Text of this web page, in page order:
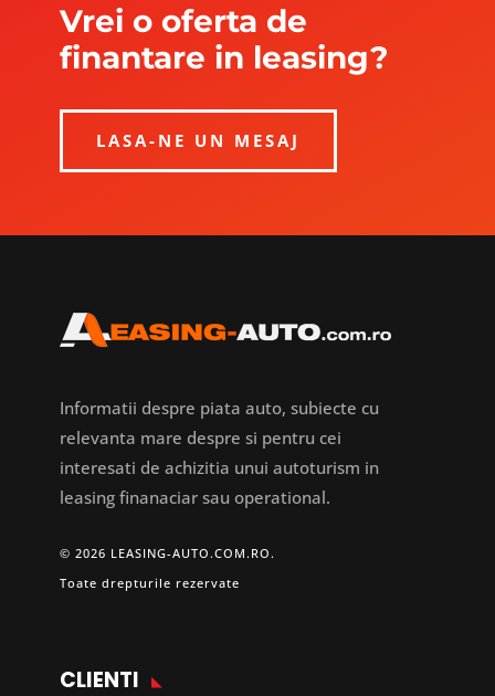
Vrei o oferta de
finantare in leasing?
LASA-NE UN MESAJ
Informatii despre piata auto, subiecte cu
relevanta mare despre si pentru cei
interesati de achizitia unui autoturism in
leasing finanaciar sau operational.
© 2026 LEASING-AUTO.COM.RO.
Toate drepturile rezervate
CLIENTI